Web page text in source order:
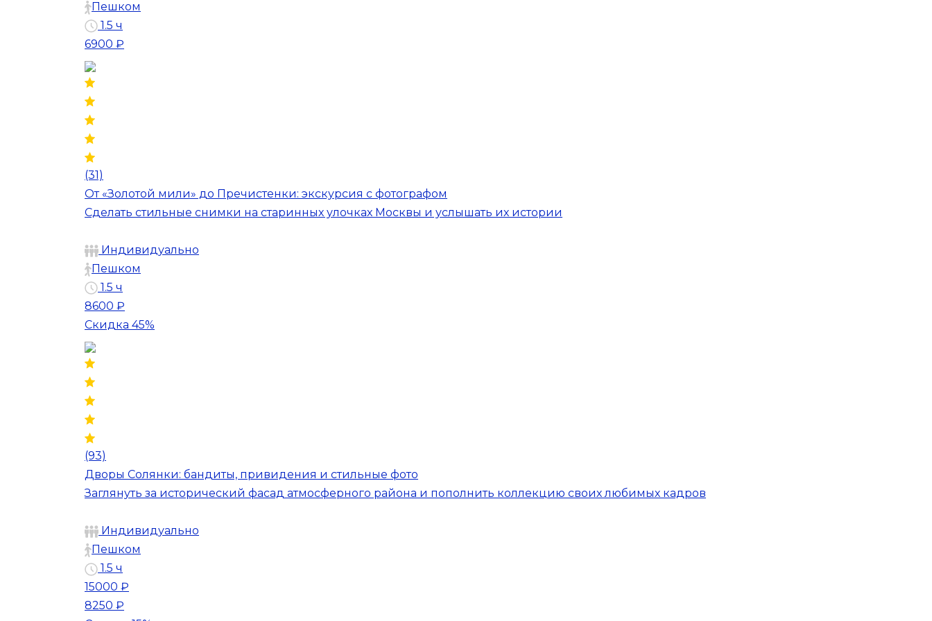
Пешком
1.5 ч
6900 ₽
(31)
От «Золотой мили» до Пречистенки: экскурсия с фотографом
Сделать стильные снимки на старинных улочках Москвы и услышать их истории
Индивидуально
Пешком
1.5 ч
8600 ₽
Скидка 45%
(93)
Дворы Солянки: бандиты, привидения и стильные фото
Заглянуть за исторический фасад атмосферного района и пополнить коллекцию своих любимых кадров
Индивидуально
Пешком
1.5 ч
15000 ₽
8250 ₽